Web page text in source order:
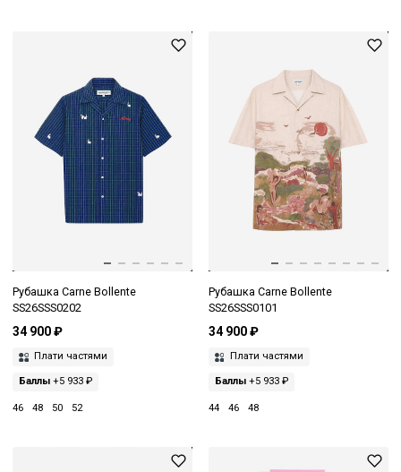
Рубашка Carne Bollente
SS26SSS0202
34 900 ₽
Плати частями
Баллы +5 933 ₽
46 48 50 52
Рубашка Carne Bollente
SS26SSS0101
34 900 ₽
Плати частями
Баллы+5 933 ₽
44 46 48